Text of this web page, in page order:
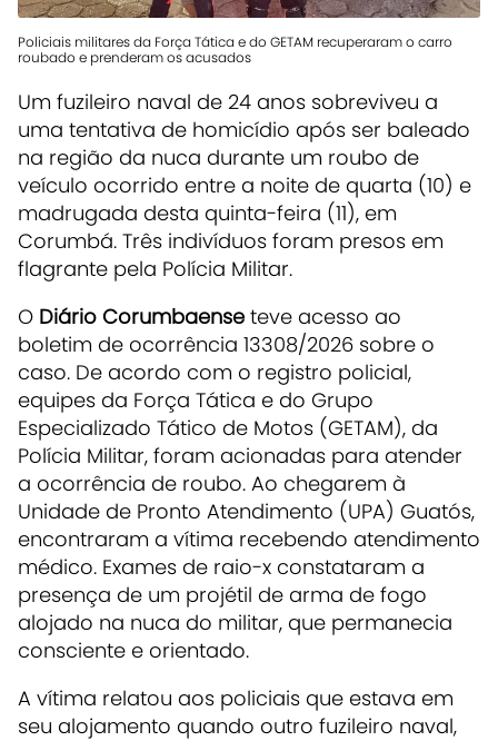
Policiais militares da Força Tática e do GETAM recuperaram o carro
roubado e prenderam os acusados
Um fuzileiro naval de 24 anos sobreviveu a
uma tentativa de homicídio após ser baleado
na região da nuca durante um roubo de
veículo ocorrido entre a noite de quarta (10) e
madrugada desta quinta-feira (11), em
Corumbá. Três indivíduos foram presos em
flagrante pela Polícia Militar.
O Diário Corumbaense teve acesso ao
boletim de ocorrência 13308/2026 sobre o
caso. De acordo com o registro policial,
equipes da Força Tática e do Grupo
Especializado Tático de Motos (GETAM), da
Polícia Militar, foram acionadas para atender
a ocorrência de roubo. Ao chegarem à
Unidade de Pronto Atendimento (UPA) Guatós,
encontraram a vítima recebendo atendimento
médico. Exames de raio-x constataram a
presença de um projétil de arma de fogo
alojado na nuca do militar, que permanecia
consciente e orientado.
A vítima relatou aos policiais que estava em
seu alojamento quando outro fuzileiro naval,